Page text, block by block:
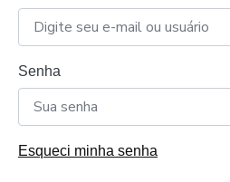
Senha
Esqueci minha senha